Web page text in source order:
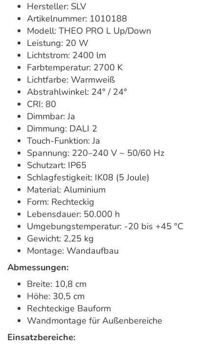
Hersteller: SLV
Artikelnummer: 1010188
Modell: THEO PRO L Up/Down
Leistung: 20 W
Lichtstrom: 2400 lm
Farbtemperatur: 2700 K
Lichtfarbe: Warmweiß
Abstrahlwinkel: 24° / 24°
CRI: 80
Dimmbar: Ja
Dimmung: DALI 2
Touch-Funktion: Ja
Spannung: 220–240 V ~ 50/60 Hz
Schutzart: IP65
Schlagfestigkeit: IK08 (5 Joule)
Material: Aluminium
Form: Rechteckig
Lebensdauer: 50.000 h
Umgebungstemperatur: -20 bis +45 °C
Gewicht: 2,25 kg
Montage: Wandaufbau
Abmessungen:
Breite: 10,8 cm
Höhe: 30,5 cm
Rechteckige Bauform
Wandmontage für Außenbereiche
Einsatzbereiche: